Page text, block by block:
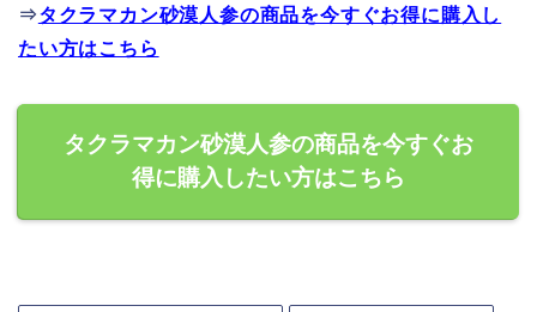
⇒タクラマカン砂漠人参の商品を今すぐお得に購入し
たい方はこちら
タクラマカン砂漠人参の商品を今すぐお
得に購入したい方はこちら